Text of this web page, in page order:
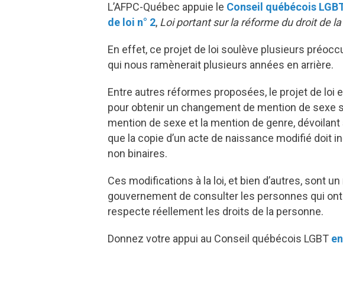
L’AFPC-Québec appuie le Conseil québécois
de loi n° 2, Loi portant sur la réforme du droit de
En effet, ce projet de loi soulève plusieurs
qui nous ramènerait plusieurs années en arrière.
Entre autres réformes proposées, le projet de loi
pour obtenir un changement de mention de sexe
mention de sexe et la mention de genre,
que la copie d’un acte de naissance modifié doit
non binaires.
Ces modifications à la loi, et bien d’autres, sont
gouvernement de consulter les personnes qui
respecte réellement les droits de la personne.
Donnez votre appui au Conseil québécois LGBT